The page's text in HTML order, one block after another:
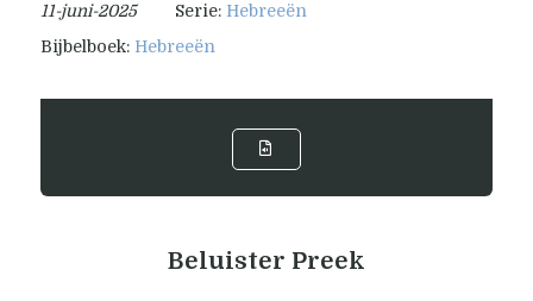
11-juni-2025 Serie: Hebreeën
Bijbelboek: Hebreeën
Beluister Preek